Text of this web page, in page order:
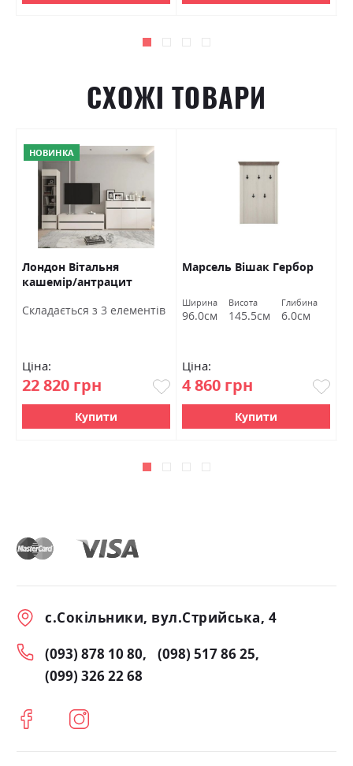
СХОЖІ ТОВАРИ
НОВИНКА
Лондон Вітальня
кашемір/антрацит
Cкладається з 3 елементів
Ціна:
22 820 грн
Купити
Марсель Вішак Гербор
Ширина
96.0см
Висота
145.5см
Глибина
6.0см
Ціна:
4 860 грн
Купити
с.Сокільники, вул.Стрийська, 4
(093) 878 10 80
(098) 517 86 25
(099) 326 22 68